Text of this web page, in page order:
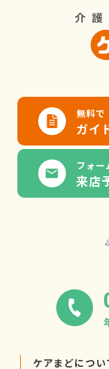
無料で
ガイ
フォー
来店
ケアまどについ